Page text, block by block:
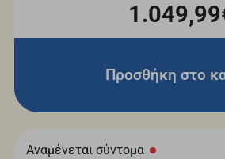
Προσθήκη στο
Αναμένεται σύντομα